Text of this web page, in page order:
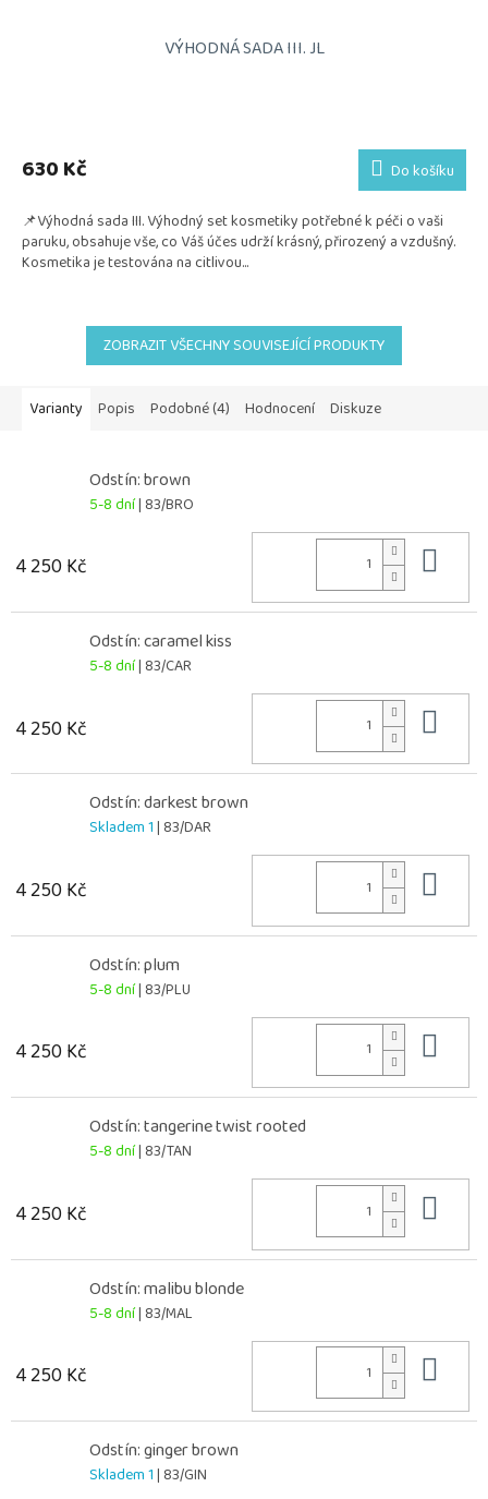
VÝHODNÁ SADA III. JL
produktu
je
z
5
hvězdiček.
630 Kč Do košíku
📌Výhodná sada III. Výhodný set kosmetiky potřebné k péči o vaši
paruku, obsahuje vše, co Váš účes udrží krásný, přirozený a vzdušný.
Kosmetika je testována na citlivou...
ZOBRAZIT VŠECHNY SOUVISEJÍCÍ PRODUKTY
Varianty Popis Podobné (4) Hodnocení Diskuze
Odstín: brown
5-8 dní| 83/BRO
4 250 Kč
Odstín: caramel kiss
5-8 dní| 83/CAR
4 250 Kč
Odstín: darkest brown
Skladem 1| 83/DAR
4 250 Kč
Odstín: plum
5-8 dní| 83/PLU
4 250 Kč
Odstín: tangerine twist rooted
5-8 dní| 83/TAN
4 250 Kč
Odstín: malibu blonde
5-8 dní| 83/MAL
4 250 Kč
Odstín: ginger brown
Skladem 1| 83/GIN